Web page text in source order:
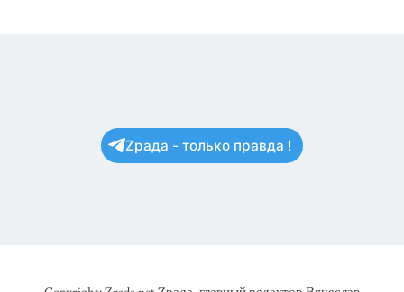
Zрада - только правда !